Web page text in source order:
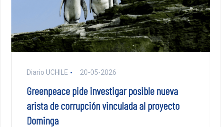
Diario UCHILE 20-05-2026
Greenpeace pide investigar posible nueva
arista de corrupción vinculada al proyecto
Dominga